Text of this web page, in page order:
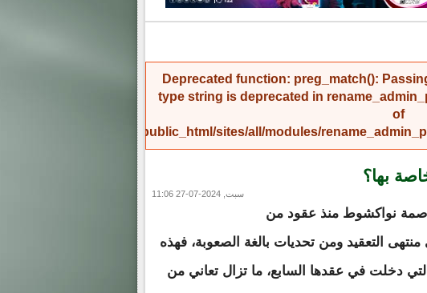
Deprecated function: preg_match():
type string is deprecated in
of
/home/amicinf1/public_html/sites/all/modules/
بها؟
سبت, 2024-07-27 11:06
نواكشوط منذ عقود من
التعقيد ومن تحديات بالغة الصعوبة، فهذه
دخلت في عقدها السابع، ما تزال تعاني من